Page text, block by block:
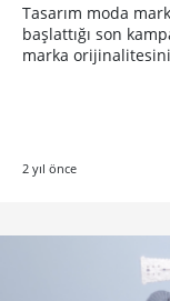
Tasarım moda
başlattığı son
marka
2 yıl önce